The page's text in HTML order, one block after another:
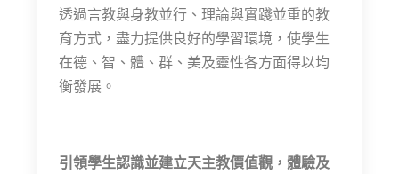
透過言教與身教並行、理論與實踐並重的教
育方式，盡力提供良好的學習環境，使學生
在德、智、體、群、美及靈性各方面得以均
衡發展。
引領學生認識並建立天主教價值觀，體驗及